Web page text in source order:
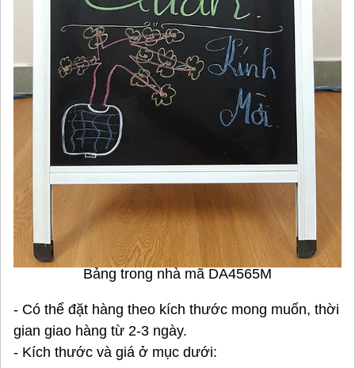
Bảng trong nhà mã DA4565M
- Có thể đặt hàng theo kích thước mong muốn, thời
gian giao hàng từ 2-3 ngày.
- Kích thước và giá ở mục dưới: